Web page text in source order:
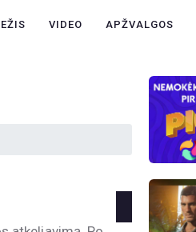
VIDEO APŽVALGOS